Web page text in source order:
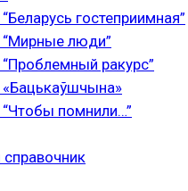
гостеприимная”
“Мирные люди”
ракурс”
«Бацькаўшчына»
помнили…”